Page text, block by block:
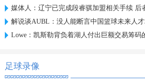
媒体人：辽宁已完成段睿骐加盟相关手续 后
解说谈AUBL：没人能断言中国篮球未来人才培
Lowe：凯斯勒背负着湖人付出巨额交易筹码
足球录像